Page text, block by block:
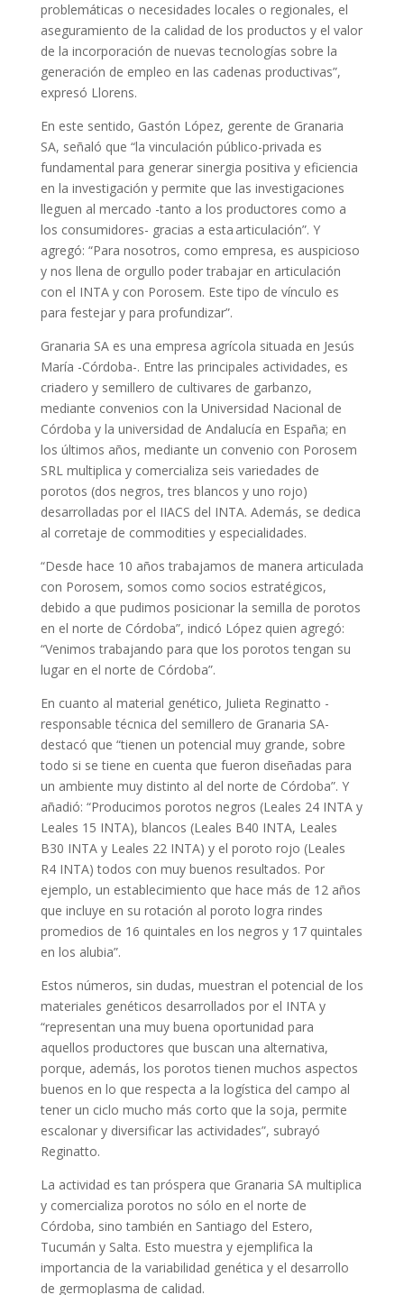
problemáticas o necesidades locales o regionales, el
aseguramiento de la calidad de los productos y el valor
de la incorporación de nuevas tecnologías sobre la
generación de empleo en las cadenas productivas”,
expresó Llorens.
En este sentido, Gastón López, gerente de Granaria
SA, señaló que “la vinculación público-privada es
fundamental para generar sinergia positiva y eficiencia
en la investigación y permite que las investigaciones
lleguen al mercado -tanto a los productores como a
los consumidores- gracias a esta articulación”. Y
agregó: “Para nosotros, como empresa, es auspicioso
y nos llena de orgullo poder trabajar en articulación
con el INTA y con Porosem. Este tipo de vínculo es
para festejar y para profundizar”.
Granaria SA es una empresa agrícola situada en Jesús
María -Córdoba-. Entre las principales actividades, es
criadero y semillero de cultivares de garbanzo,
mediante convenios con la Universidad Nacional de
Córdoba y la universidad de Andalucía en España; en
los últimos años, mediante un convenio con Porosem
SRL multiplica y comercializa seis variedades de
porotos (dos negros, tres blancos y uno rojo)
desarrolladas por el IIACS del INTA. Además, se dedica
al corretaje de commodities y especialidades.
“Desde hace 10 años trabajamos de manera articulada
con Porosem, somos como socios estratégicos,
debido a que pudimos posicionar la semilla de porotos
en el norte de Córdoba”, indicó López quien agregó:
“Venimos trabajando para que los porotos tengan su
lugar en el norte de Córdoba”.
En cuanto al material genético, Julieta Reginatto -
responsable técnica del semillero de Granaria SA-
destacó que “tienen un potencial muy grande, sobre
todo si se tiene en cuenta que fueron diseñadas para
un ambiente muy distinto al del norte de Córdoba”. Y
añadió: “Producimos porotos negros (Leales 24 INTA y
Leales 15 INTA), blancos (Leales B40 INTA, Leales
B30 INTA y Leales 22 INTA) y el poroto rojo (Leales
R4 INTA) todos con muy buenos resultados. Por
ejemplo, un establecimiento que hace más de 12 años
que incluye en su rotación al poroto logra rindes
promedios de 16 quintales en los negros y 17 quintales
en los alubia”.
Estos números, sin dudas, muestran el potencial de los
materiales genéticos desarrollados por el INTA y
“representan una muy buena oportunidad para
aquellos productores que buscan una alternativa,
porque, además, los porotos tienen muchos aspectos
buenos en lo que respecta a la logística del campo al
tener un ciclo mucho más corto que la soja, permite
escalonar y diversificar las actividades”, subrayó
Reginatto.
La actividad es tan próspera que Granaria SA multiplica
y comercializa porotos no sólo en el norte de
Córdoba, sino también en Santiago del Estero,
Tucumán y Salta. Esto muestra y ejemplifica la
importancia de la variabilidad genética y el desarrollo
de germoplasma de calidad.